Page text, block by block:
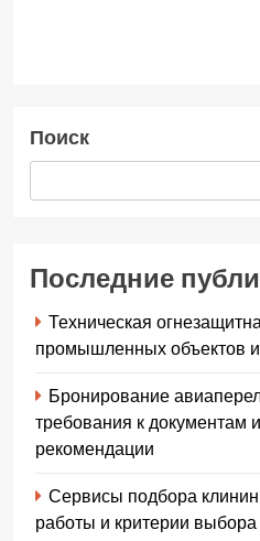
Поиск
Последние
Техническая
промышленных объектов и
Бронирование
требования к документам
рекомендации
Сервисы подбора
работы и критерии выбора